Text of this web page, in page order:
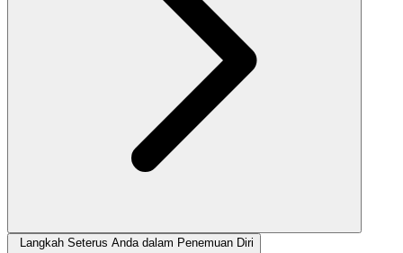
Langkah Seterus Anda dalam Penemuan Diri